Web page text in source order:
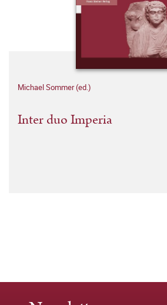
Michael Sommer (ed.)
Inter duo Imperia